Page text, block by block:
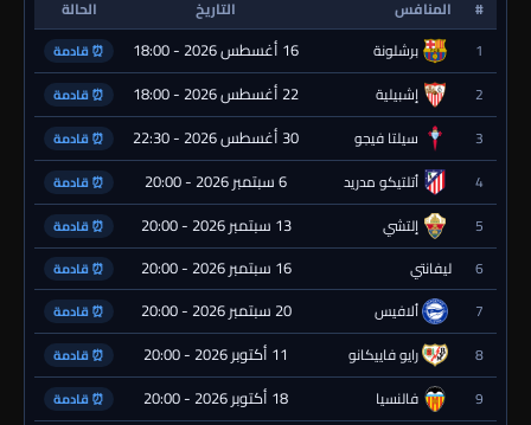
# المنافس التاريخ
الحالة
1
برشلونة 16 أغسطس 2026 - 18:00 ⏰ قادمة
2 إشبيلية 22 أغسطس 2026 - 18:00 ⏰ قادمة
3 سيلتا فيجو 30 أغسطس 2026 - 22:30 ⏰ قادمة
4 أتلتيكو مدريد 6 سبتمبر 2026 - 20:00 ⏰ قادمة
5 إلتشي 13 سبتمبر 2026 - 20:00 ⏰ قادمة
6 ليفانتي 16 سبتمبر 2026 - 20:00 ⏰ قادمة
7 ألافيس 20 سبتمبر 2026 - 20:00 ⏰ قادمة
8 رايو فاييكانو 11 أكتوبر 2026 - 20:00 ⏰ قادمة
9 فالنسيا 18 أكتوبر 2026 - 20:00 ⏰ قادمة